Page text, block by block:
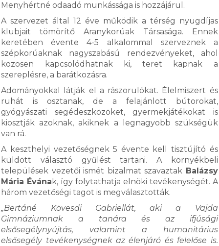
Menyhértné odaadó munkássága is hozzájárul.
A szervezet által 12 éve működik a térség nyugdíjas
klubjait tömörítő Aranykorúak Társasága. Ennek
keretében évente 4-5 alkalommal szerveznek a
szépkorúaknak nagyszabású rendezvényeket, ahol
közösen kapcsolódhatnak ki, teret kapnak a
szereplésre, a barátkozásra.
Adományokkal látják el a rászorulókat. Élelmiszert és
ruhát is osztanak, de a felajánlott bútorokat,
gyógyászati segédeszközöket, gyermekjátékokat is
kiosztják azoknak, akiknek a legnagyobb szükségük
van rá.
A keszthelyi vezetőségnek 5 évente kell tisztújító és
küldött választó gyűlést tartani. A környékbeli
települések vezetői ismét bizalmat szavaztak Balázsy
Mária Évána k, így folytathatja elnöki tevékenységét. A
három vezetőségi tagot is megválasztották.
„Bertáné Kövesdi Gabriellát, aki a Vajda
Gimnáziumnak a tanára és az ifjúsági
elsősegélynyújtás, valamint a humanitárius
elsősegély tevékenységnek az élenjáró és felelőse is.